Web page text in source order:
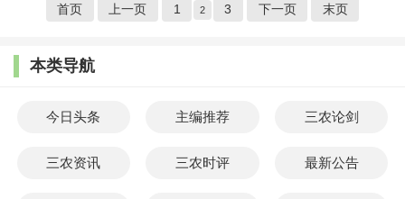
首页 上一页 1 2 3 下一页 末页
本类导航
今日头条 主编推荐 三农论剑
三农资讯 三农时评 最新公告